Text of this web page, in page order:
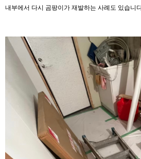
내부에서 다시 곰팡이가 재발하는 사례도 있습니